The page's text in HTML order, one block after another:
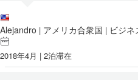
Alejandro | アメリカ合衆国 | ビジネ
2018年4月 | 2泊滞在